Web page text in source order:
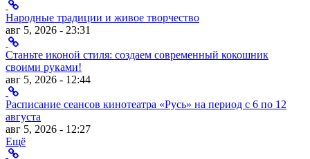
Народные традиции и живое творчество
авг 5, 2026 - 23:31
Станьте иконой стиля: создаем современный кокошник
своими руками!
авг 5, 2026 - 12:44
Расписание сеансов кинотеатра «Русь» на период с 6 по 12
августа
авг 5, 2026 - 12:27
Ещё